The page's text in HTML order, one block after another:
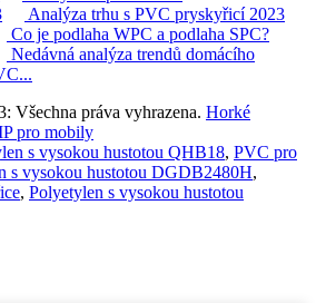
Analýza trhu s PVC pryskyřicí 2023
Co je podlaha WPC a podlaha SPC?
Nedávná analýza trendů domácího
Všechna práva vyhrazena. Horké
pro mobily
s vysokou hustotou QHB18, PVC pro
s vysokou hustotou DGDB2480H,
, Polyetylen s vysokou hustotou